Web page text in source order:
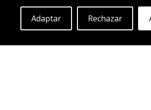
Rechazar
Adaptar